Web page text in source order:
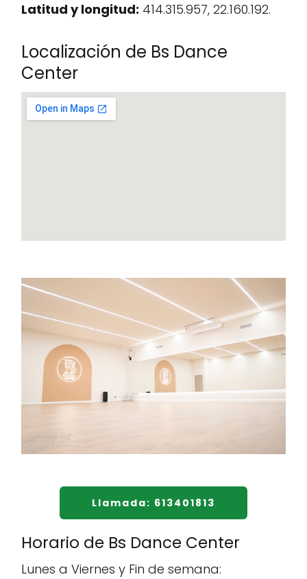
Latitud y longitud: 414.315.957, 22.160.192.
Localización de Bs Dance
Center
Llamada: 613401813
Horario de Bs Dance Center
Lunes a Viernes y Fin de semana: